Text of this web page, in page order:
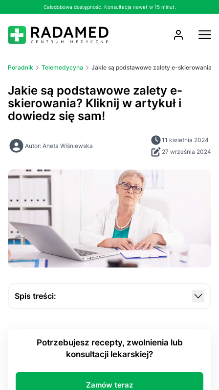
Całodobowa dostępność. Konsultacja nawet w 15 minut.
Poradnik Telemedycyna Jakie są podstawowe zalety e-skierowania?
Jakie są podstawowe zalety e-
skierowania? Kliknij w artykuł i
dowiedz się sam!
Autor: Aneta Wiśniewska
11 kwietnia 2024
27 września 2024
Spis treści:
każdego
Bezpieczeństwo danych pacjentów
Potrzebujesz recepty, zwolnienia lub
konsultacji lekarskiej?
Zamów teraz